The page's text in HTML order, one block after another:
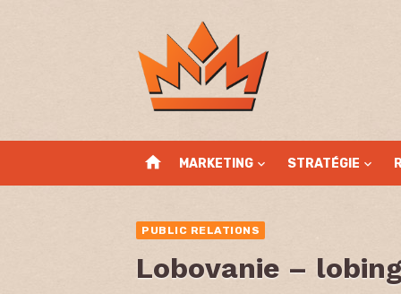
home MARKETING STRATÉGIE
PUBLIC RELATIONS
Lobovanie –